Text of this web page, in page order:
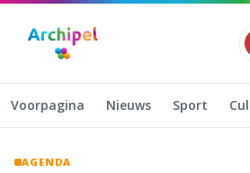
Naar hoofdinhoud
Voorpagina Nieuws Sport
AGENDA